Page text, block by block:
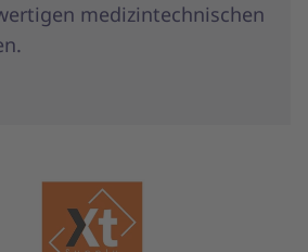
medizintechnischen